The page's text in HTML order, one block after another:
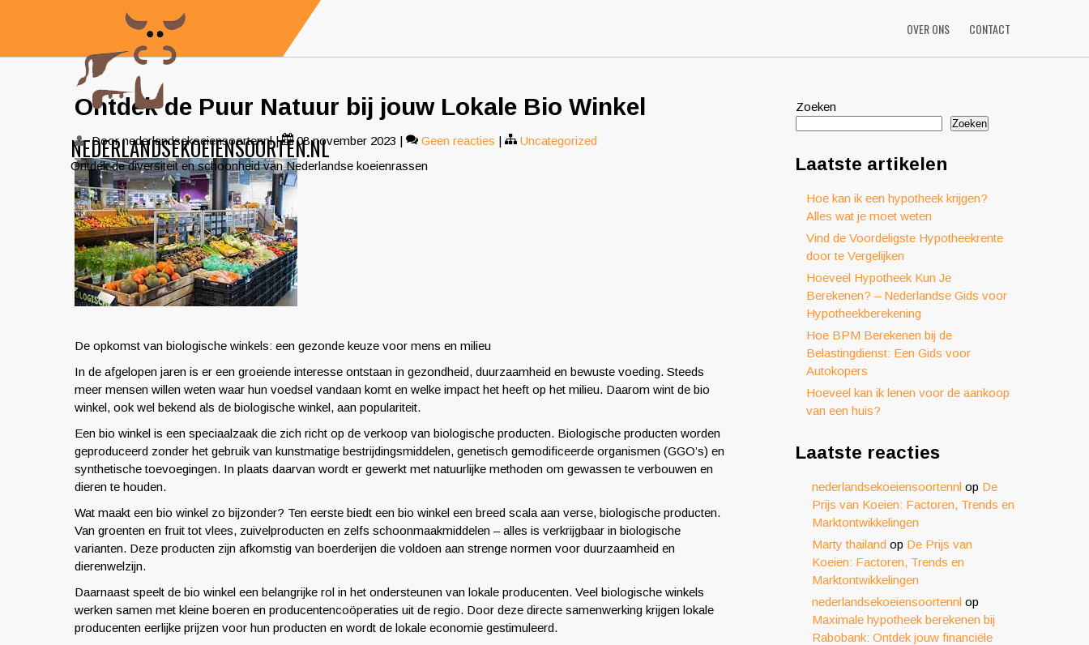
NEDERLANDSEKOEIENSOORTEN.NL
Ontdek de diversiteit en schoonheid van Nederlandse koeienrassen
OVER ONS CONTACT
Ontdek de Puur Natuur bij jouw Lokale Bio Winkel
Door nederlandsekoeiensoortennl| 08 november 2023 | Geen reacties | Uncategorized
De opkomst van biologische winkels: een gezonde keuze voor mens en milieu
In de afgelopen jaren is er een groeiende interesse ontstaan in gezondheid, duurzaamheid en bewuste voeding. Steeds
meer mensen willen weten waar hun voedsel vandaan komt en welke impact het heeft op het milieu. Daarom wint de bio
winkel, ook wel bekend als de biologische winkel, aan populariteit.
Een bio winkel is een speciaalzaak die zich richt op de verkoop van biologische producten. Biologische producten worden
geproduceerd zonder het gebruik van kunstmatige bestrijdingsmiddelen, genetisch gemodificeerde organismen (GGO’s) en
synthetische toevoegingen. In plaats daarvan wordt er gewerkt met natuurlijke methoden om gewassen te verbouwen en
dieren te houden.
Wat maakt een bio winkel zo bijzonder? Ten eerste biedt een bio winkel een breed scala aan verse, biologische producten.
Van groenten en fruit tot vlees, zuivelproducten en zelfs schoonmaakmiddelen – alles is verkrijgbaar in biologische
varianten. Deze producten zijn afkomstig van boerderijen die voldoen aan strenge normen voor duurzaamheid en
dierenwelzijn.
Daarnaast speelt de bio winkel een belangrijke rol in het ondersteunen van lokale producenten. Veel biologische winkels
werken samen met kleine boeren en producentencoöperaties uit de regio. Door deze directe samenwerking krijgen lokale
producenten eerlijke prijzen voor hun producten en wordt de lokale economie gestimuleerd.
Zoeken
Zoeken
Laatste artikelen
Hoe kan ik een hypotheek krijgen?
Alles wat je moet weten
Vind de Voordeligste Hypotheekrente
door te Vergelijken
Hoeveel Hypotheek Kun Je
Berekenen? – Nederlandse Gids voor
Hypotheekberekening
Hoe BPM Berekenen bij de
Belastingdienst: Een Gids voor
Autokopers
Hoeveel kan ik lenen voor de aankoop
van een huis?
Laatste reacties
nederlandsekoeiensoortennl op De
Prijs van Koeien: Factoren, Trends en
Marktontwikkelingen
Marty thailand op De Prijs van
Koeien: Factoren, Trends en
Marktontwikkelingen
nederlandsekoeiensoortennl op
Maximale hypotheek berekenen bij
Rabobank: Ontdek jouw financiële